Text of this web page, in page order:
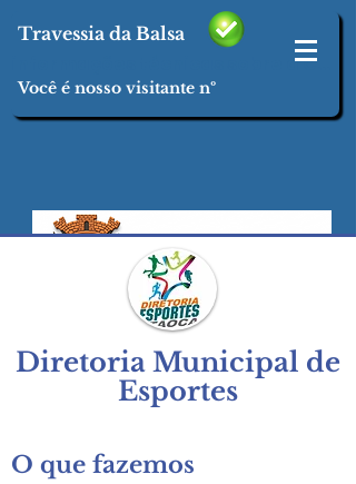
Travessia da Balsa
Você é nosso visitante nº
Diretoria Municipal de
Esportes
O que fazemos